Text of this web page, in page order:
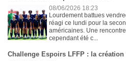
08/06/2026 18:23
Lourdement battues
réagi ce lundi pour la
américaines. Une
cependant été c...
Challenge Espoirs LFFP : la création